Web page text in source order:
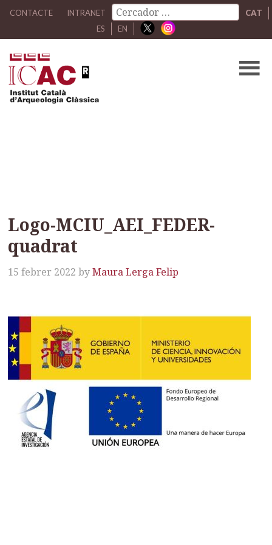
CONTACTE INTRANET
CAT
ES
EN
Logo-MCIU_AEI_FEDER-
quadrat
15 febrer 2022 byMaura Lerga Felip